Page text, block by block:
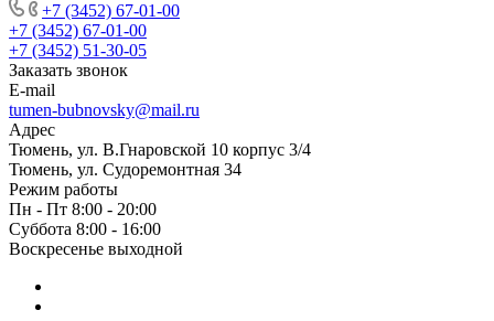
+7 (3452) 67-01-00
+7 (3452) 67-01-00
+7 (3452) 51-30-05
Заказать звонок
E-mail
tumen-bubnovsky@mail.ru
Адрес
Тюмень, ул. В.Гнаровской 10 корпус 3/4
Тюмень, ул. Судоремонтная 34
Режим работы
Пн - Пт 8:00 - 20:00
Суббота 8:00 - 16:00
Воскресенье выходной